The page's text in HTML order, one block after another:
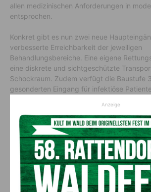
allen medizinischen Anforderungen in
entsprochen.
Konkret gibt es nun zwei neue
verbesserte Erreichbarkeit der jeweiligen
Behandlungsbereiche. Eine eigene
eine diskrete und sichtgeschützte
Schockraum. Zudem verfügt die Baustufe
gesonderten Eingang für infektiöse
zu einer Trennung der Patientenströme.
Patientenwege minimiert, was für eine
sorgt. Zudem wird auch auf ein
Materialkonzept geachtet.
Wie es weitergeht
Die weitere Fertigstellung der Baustufe 3
Anzeige